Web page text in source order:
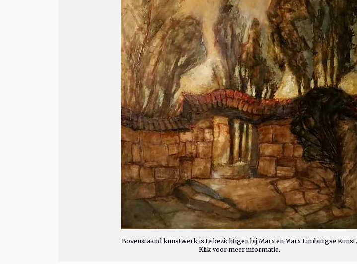
Bovenstaand kunstwerk is te bezichtigen bij Marx en Marx Limburgse Kunst.
Klik voor meer informatie.